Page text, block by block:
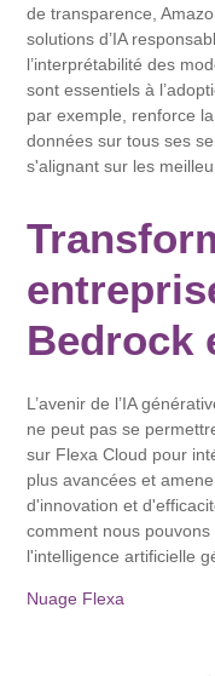
de transparence,
solutions d’IA
l’interprétabilité des
sont essentiels à
par exemple, renforce
données sur tous ses
s'alignant sur les
Bedrock
L’avenir de l’IA
ne peut pas se
sur Flexa Cloud pour
plus avancées et
d'innovation et
comment nous
l'intelligence artificielle
Nuage Flexa